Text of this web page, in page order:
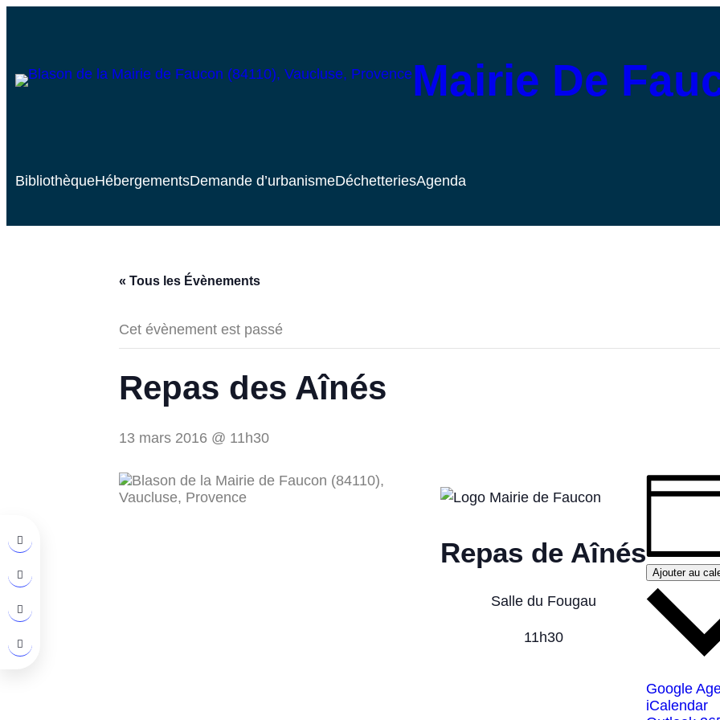
Mairie De
BibliothèqueHébergementsDemande d’urbanismeDéchetteriesAgenda
« Tous les Évènements
Cet évènement est passé
Repas des Aînés
13 mars 2016 @ 11h30
Repas de Aînés
Salle du Fougau
11h30




Ajouter au
Google
iCalendar